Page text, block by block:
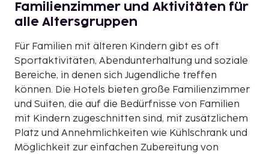
Familienzimmer und Aktivitäten für
alle Altersgruppen
Für Familien mit älteren Kindern gibt es oft
Sportaktivitäten, Abendunterhaltung und soziale
Bereiche, in denen sich Jugendliche treffen
können. Die Hotels bieten große Familienzimmer
und Suiten, die auf die Bedürfnisse von Familien
mit Kindern zugeschnitten sind, mit zusätzlichem
Platz und Annehmlichkeiten wie Kühlschrank und
Möglichkeit zur einfachen Zubereitung von